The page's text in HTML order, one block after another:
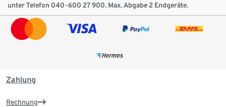
unter Telefon 040-600 27 900. Max. Abgabe 2 Endgeräte.
Zahlung
Rechnung